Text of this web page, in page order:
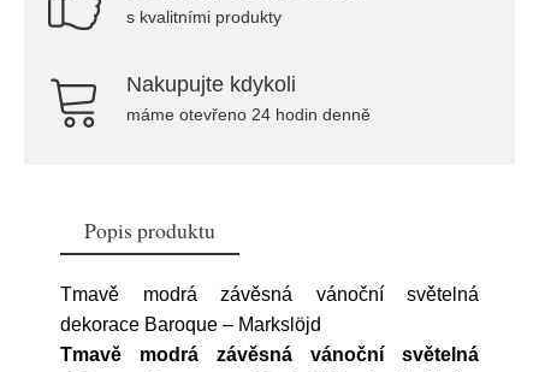
s kvalitními produkty
Nakupujte kdykoli
máme otevřeno 24 hodin denně
Popis produktu
Tmavě modrá závěsná vánoční světelná
dekorace Baroque – Markslöjd
Tmavě modrá závěsná vánoční světelná